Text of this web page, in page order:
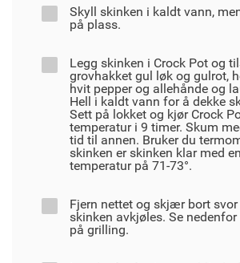
Skyll skinken i kaldt vann,
på plass.
Legg skinken i Crock Pot og
grovhakket gul løk og gulrot,
hvit pepper og allehånde og
Hell i kaldt vann for å dekke
Sett på lokket og kjør Crock
temperatur i 9 timer. Skum
tid til annen. Bruker du
skinken er skinken klar med
temperatur på 71-73°.
Fjern nettet og skjær bort
skinken avkjøles. Se
på grilling.